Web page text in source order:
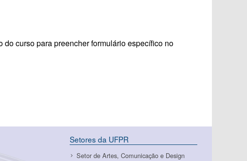
curso para preencher formulário específico no
Setores da UFPR
Setor de Artes, Comunicação e Design